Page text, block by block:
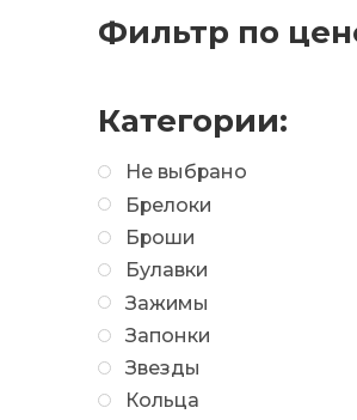
Фильтр по
Категории:
Не выбрано
Брелоки
Броши
Булавки
Зажимы
Запонки
Звезды
Кольца